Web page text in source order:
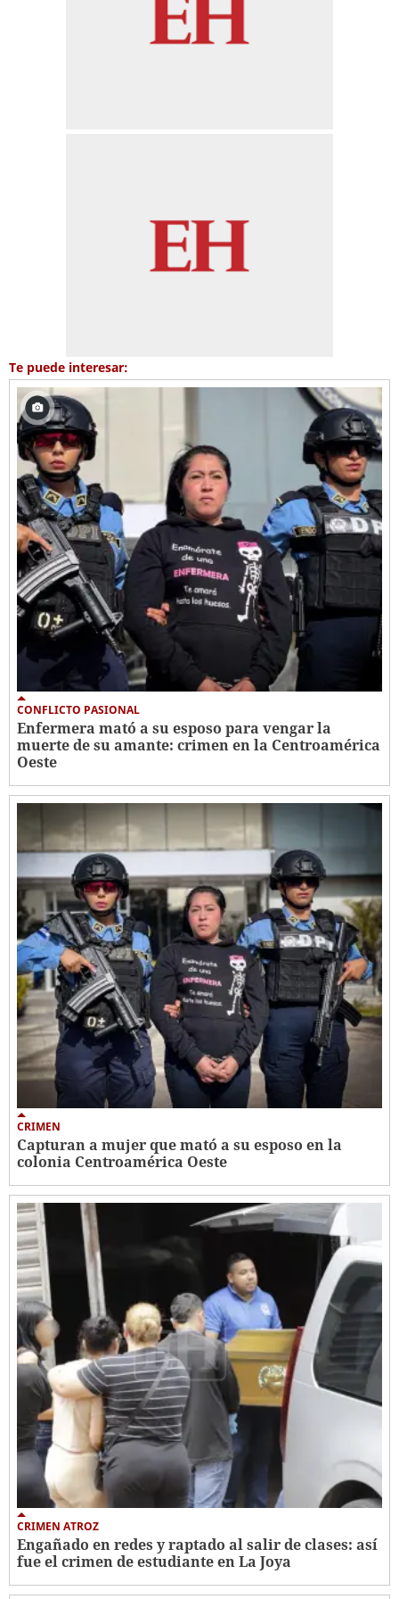
Te puede interesar:
CONFLICTO PASIONAL
Enfermera mató a su esposo para vengar la
muerte de su amante: crimen en la Centroamérica
Oeste
CRIMEN
Capturan a mujer que mató a su esposo en la
colonia Centroamérica Oeste
CRIMEN ATROZ
Engañado en redes y raptado al salir de clases: así
fue el crimen de estudiante en La Joya